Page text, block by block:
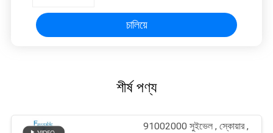
চালিয়ে
শীর্ষ পণ্য
91002000 সুইভেল , স্কোয়ার ,